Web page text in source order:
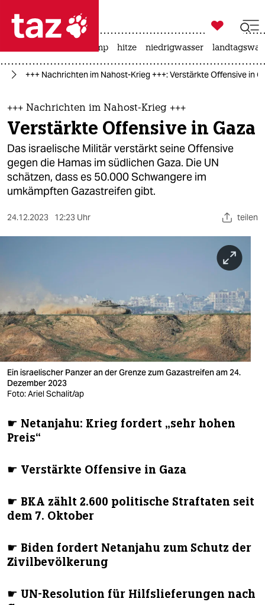
 taz zahl ich
taz zahl ich
themen
politik
öko
gesellschaft
kultur
sport
nord
wahrheit
verlag
verlag
veranstaltungen
fragen & hilfe
unterstützen
genossenschaft

taz zahl ich
usa unter trump hitze niedrigwasser
+++ Nachrichten im Nahost-Krieg +++: Verstärkte Offensive in
+++ Nachrichten im Nahost-Krieg +++
Verstärkte Offensive in Gaza
Das israelische Militär verstärkt seine Offensive
gegen die Hamas im südlichen Gaza. Die UN
schätzen, dass es 50.000 Schwangere im
umkämpften Gazastreifen gibt.
24.12.2023 12:23 Uhr teilen
Ein israelischer Panzer an der Grenze zum Gazastreifen am 24.
Dezember 2023
Foto: Ariel Schalit/ap
☛ Netanjahu: Krieg fordert „sehr hohen
Preis“
☛ Verstärkte Offensive in Gaza
☛ BKA zählt 2.600 politische Straftaten seit
dem 7. Oktober
☛ Biden fordert Netanjahu zum Schutz der
Zivilbevölkerung
☛ UN-Resolution für Hilfslieferungen nach